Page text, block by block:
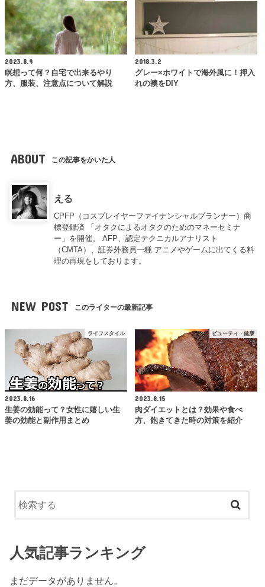
2023.8.9
瞑想って何？自宅で出来るやり
方、服装、注意点について解説
2018.3.2
グレー×ホワイトで海外風に！押入
れの襖をDIY
ABOUT この記事をかいた人
える
CPFP（コスプレイヤーファイナンシャルプランナー）商
標登録済 「オタクによるオタクのためのマネーセミナ
ー」を開催。 AFP、認定テクニカルアナリスト
（CMTA）、証券外務員一種 アニメやゲームに出てくる料
理の再現をしております。
NEW POST このライターの最新記事
ライフスタイル
2023.8.16
生姜の効能って？女性に嬉しい生
姜の効能と副作用まとめ
ビューティ・健康
2023.8.15
肉ダイエットとは？効果や食べ
方、飽きてきた時の対策を紹介
人気記事ランキング
まだデータがありません。